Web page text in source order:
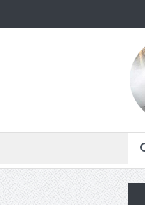
اپوزیسیون بی‌راه‌حل؛ وقتی